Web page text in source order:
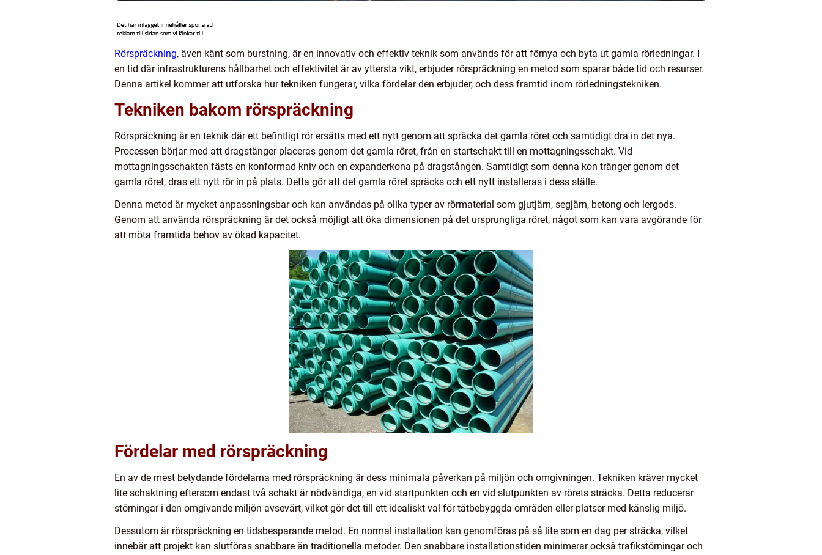
Rörspräckning, även känt som burstning, är en innovativ och effektiv teknik som används för att förnya och byta ut gamla rörledningar. I
en tid där infrastrukturens hållbarhet och effektivitet är av yttersta vikt, erbjuder rörspräckning en metod som sparar både tid och resurser.
Denna artikel kommer att utforska hur tekniken fungerar, vilka fördelar den erbjuder, och dess framtid inom rörledningstekniken.
Tekniken bakom rörspräckning
Rörspräckning är en teknik där ett befintligt rör ersätts med ett nytt genom att spräcka det gamla röret och samtidigt dra in det nya.
Processen börjar med att dragstänger placeras genom det gamla röret, från en startschakt till en mottagningsschakt. Vid
mottagningsschakten fästs en konformad kniv och en expanderkona på dragstången. Samtidigt som denna kon tränger genom det
gamla röret, dras ett nytt rör in på plats. Detta gör att det gamla röret spräcks och ett nytt installeras i dess ställe.
Denna metod är mycket anpassningsbar och kan användas på olika typer av rörmaterial som gjutjärn, segjärn, betong och lergods.
Genom att använda rörspräckning är det också möjligt att öka dimensionen på det ursprungliga röret, något som kan vara avgörande för
att möta framtida behov av ökad kapacitet.
Fördelar med rörspräckning
En av de mest betydande fördelarna med rörspräckning är dess minimala påverkan på miljön och omgivningen. Tekniken kräver mycket
lite schaktning eftersom endast två schakt är nödvändiga, en vid startpunkten och en vid slutpunkten av rörets sträcka. Detta reducerar
störningar i den omgivande miljön avsevärt, vilket gör det till ett idealiskt val för tätbebyggda områden eller platser med känslig miljö.
Dessutom är rörspräckning en tidsbesparande metod. En normal installation kan genomföras på så lite som en dag per sträcka, vilket
innebär att projekt kan slutföras snabbare än traditionella metoder. Den snabbare installationstiden minimerar också trafikstörningar och